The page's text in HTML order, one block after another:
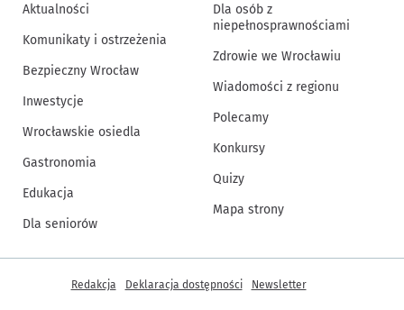
Aktualności
Komunikaty i ostrzeżenia
Bezpieczny Wrocław
Inwestycje
Wrocławskie osiedla
Gastronomia
Edukacja
Dla seniorów
Dla osób z
niepełnosprawnościami
Zdrowie we Wrocławiu
Wiadomości z regionu
Polecamy
Konkursy
Quizy
Mapa strony
Inne informacje
Redakcja Deklaracja dostępności Newsletter